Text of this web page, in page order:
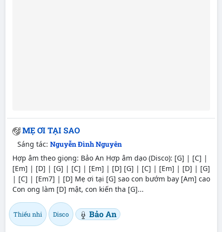
MẸ ƠI TẠI SAO
Sáng tác: Nguyễn Đình Nguyên
Hợp âm theo giọng: Bảo An Hợp âm dạo (Disco): [G] | [C] |
[Em] | [D] | [G] | [C] | [Em] | [D] [G] | [C] | [Em] | [D] | [G]
| [C] | [Em7] | [D] Mẹ ơi tại [G] sao con bướm bay [Am] cao
Con ong làm [D] mật, con kiến tha [G]...
Thiếu nhi Disco Bảo An